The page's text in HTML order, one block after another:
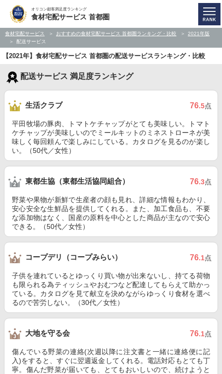
オリコン顧客満足度ランキング
食材宅配サービス 首都圏
食材宅配サービス おすすめの食材宅配サービス 首都圏ランキング・比較
2021年版
配送サービス
【2021年】食材宅配サービス 首都圏の配送サービスランキング・比較
配送サービス 満足度ランキング
生活クラブ 76.5点
平田牧場の豚肉、トマトケチャップがとても美味しい。トマト
ケチャップが美味しいのでミールキットのミネストローネが美
味しく毎回頼んで楽しみにしている。カタログを見るのが楽し
い。（50代／女性）
東都生協（東都生活協同組合） 76.3点
野菜や果物が新鮮で生産者の顔も見れ、詳細な情報もわかり、
安心安全な生鮮品を提供してくれる。また、加工食品も、不要
な添加物はなく、国産の原料を中心とした商品が主なので安心
できる。（50代／女性）
コープデリ（コープみらい） 76.1点
子供を連れているとゆっくり買い物が出来ないし、持てる荷物
も限られる為ティッシュやおむつなど配達してもらえて助かっ
ている。カタログを見て献立を決めながらゆっくり食材を選べ
るので苦労しない。（30代／女性）
大地を守る会 76.1点
傷んでいる野菜の連絡(次週以降に注文書と一緒に連絡便に記
入)をすると、すぐに翌週返金してくれる。電話対応もとても丁
寧。傷んだ野菜が届いても、とてもおいしいので、続けようと